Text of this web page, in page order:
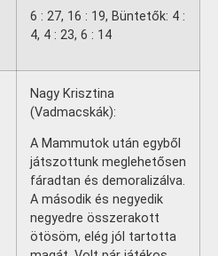
6 : 27, 16 : 19, Büntetők: 4 :
4, 4 : 23, 6 : 14
Nagy Krisztina
(Vadmacskák):
A Mammutok után egyből
játszottunk meglehetősen
fáradtan és demoralizálva.
A második és negyedik
negyedre összerakott
ötösöm, elég jól tartotta